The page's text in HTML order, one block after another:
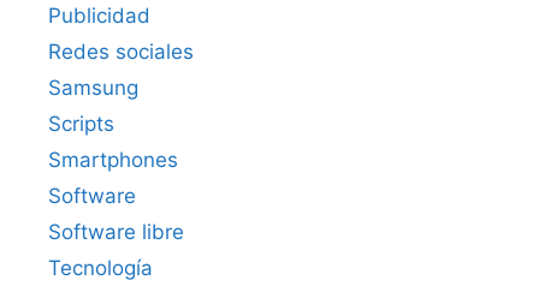
Publicidad
Redes sociales
Samsung
Scripts
Smartphones
Software
Software libre
Tecnología